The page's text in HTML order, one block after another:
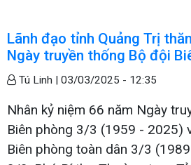
Lãnh đạo tỉnh Quảng Trị
Ngày truyền thống Bộ đội
Tú Linh | 03/03/2025 - 12:35
Nhân kỷ niệm 66 năm Ngày
Biên phòng 3/3 (1959 - 2025)
Biên phòng toàn dân 3/3